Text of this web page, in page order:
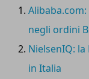
integrato
negli ordini
NielsenIQ:
in Italia